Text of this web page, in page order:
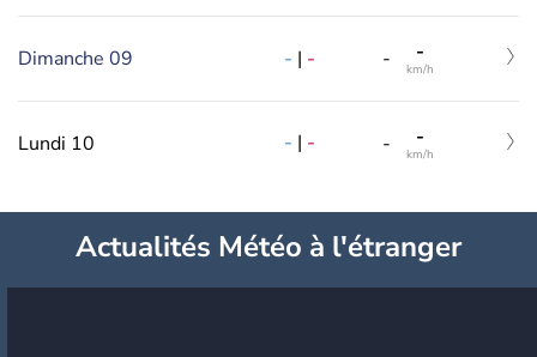
Dimanche 09 - | - - -
km/h
Lundi 10 - | - - -
km/h
Actualités Météo à l'étranger